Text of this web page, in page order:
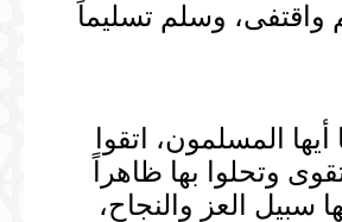
واقتفى، وسلم تسليماً
أيها المسلمون، اتقوا
وتحلوا بها ظاهراً
سبيل العز والنجاح،